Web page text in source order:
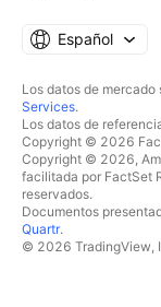
Español
Los datos de
Services.
Los datos de
Copyright © 2026
Copyright © 2026,
facilitada por FactSet
reservados.
Documentos
Quartr.
© 2026 TradingView,